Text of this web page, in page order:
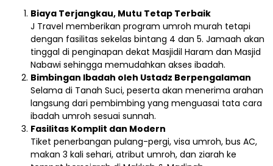
Biaya Terjangkau, Mutu Tetap Terbaik
J Travel memberikan program umroh murah tetapi
dengan fasilitas sekelas bintang 4 dan 5. Jamaah akan
tinggal di penginapan dekat Masjidil Haram dan Masjid
Nabawi sehingga memudahkan akses ibadah.
Bimbingan Ibadah oleh Ustadz Berpengalaman
Selama di Tanah Suci, peserta akan menerima arahan
langsung dari pembimbing yang menguasai tata cara
ibadah umroh sesuai sunnah.
Fasilitas Komplit dan Modern
Tiket penerbangan pulang-pergi, visa umroh, bus AC,
makan 3 kali sehari, atribut umroh, dan ziarah ke